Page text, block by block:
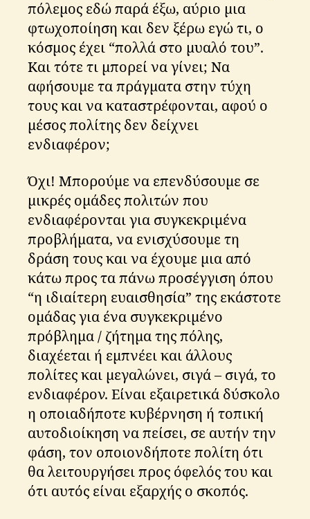
πόλεμος εδώ παρά έξω, αύριο μια
φτωχοποίηση και δεν ξέρω εγώ τι, ο
κόσμος έχει “πολλά στο μυαλό του”.
Και τότε τι μπορεί να γίνει; Να
αφήσουμε τα πράγματα στην τύχη
τους και να καταστρέφονται, αφού ο
μέσος πολίτης δεν δείχνει
ενδιαφέρον;
Όχι! Μπορούμε να επενδύσουμε σε
μικρές ομάδες πολιτών που
ενδιαφέρονται για συγκεκριμένα
προβλήματα, να ενισχύσουμε τη
δράση τους και να έχουμε μια από
κάτω προς τα πάνω προσέγγιση όπου
“η ιδιαίτερη ευαισθησία” της εκάστοτε
ομάδας για ένα συγκεκριμένο
πρόβλημα / ζήτημα της πόλης,
διαχέεται ή εμπνέει και άλλους
πολίτες και μεγαλώνει, σιγά – σιγά, το
ενδιαφέρον. Είναι εξαιρετικά δύσκολο
η οποιαδήποτε κυβέρνηση ή τοπική
αυτοδιοίκηση να πείσει, σε αυτήν την
φάση, τον οποιονδήποτε πολίτη ότι
θα λειτουργήσει προς όφελός του και
ότι αυτός είναι εξαρχής ο σκοπός.